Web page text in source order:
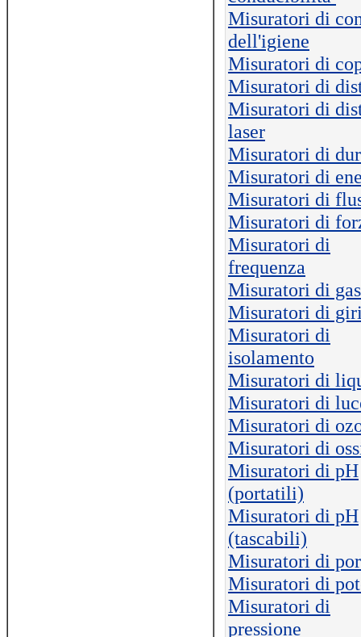
Misuratori di
dell'igiene
Misuratori di
Misuratori di
Misuratori di
laser
Misuratori di
Misuratori di
Misuratori di
Misuratori di
Misuratori di
frequenza
Misuratori di gas
Misuratori di
Misuratori di
isolamento
Misuratori di
Misuratori di
Misuratori di
Misuratori di
Misuratori di pH
(portatili)
Misuratori di pH
(tascabili)
Misuratori di
Misuratori di
Misuratori di
pressione